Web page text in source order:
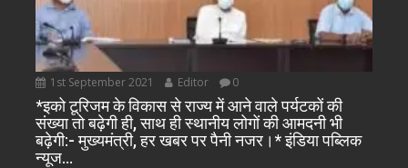
1st September 2021 Editor 0
*इको टूरिजम के विकास से राज्य में आने वाले पर्यटकों की
संख्या तो बढ़ेगी ही, साथ ही स्थानीय लोगों की आमदनी भी
बढ़ेगी:- मुख्यमंत्री, हर खबर पर पैनी नजर।* इंडिया पब्लिक
न्यूज…